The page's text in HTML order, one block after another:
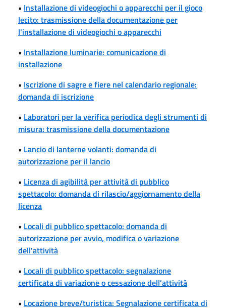
• Installazione di videogiochi o apparecchi per il gioco
lecito: trasmissione della documentazione per
l'installazione di videogiochi o apparecchi
• Installazione luminarie: comunicazione di
installazione
• Iscrizione di sagre e fiere nel calendario regionale:
domanda di iscrizione
• Laboratori per la verifica periodica degli strumenti di
misura: trasmissione della documentazione
• Lancio di lanterne volanti: domanda di
autorizzazione per il lancio
• Licenza di agibilità per attività di pubblico
spettacolo: domanda di rilascio/aggiornamento della
licenza
• Locali di pubblico spettacolo: domanda di
autorizzazione per avvio, modifica o variazione
dell'attività
• Locali di pubblico spettacolo: segnalazione
certificata di variazione o cessazione dell'attività
• Locazione breve/turistica: Segnalazione certificata di